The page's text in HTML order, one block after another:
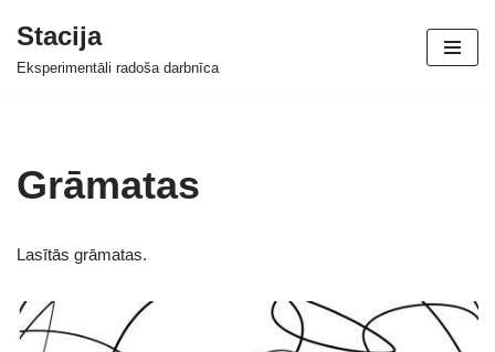
Skip
Stacija
Eksperimentāli radoša darbnīca
Grāmatas
Lasītās grāmatas.